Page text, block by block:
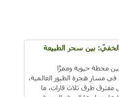
بين سحر الطبيعة
محطة حيوية وممرًا
في مسار هجرة الطيور العالمية،
مفترق طرق ثلاث قارات، ما